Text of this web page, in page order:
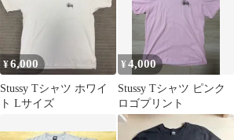
¥6,000
Stussy Tシャツ ホワイ
ト Lサイズ
¥4,000
Stussy Tシャツ ピンク
ロゴプリント